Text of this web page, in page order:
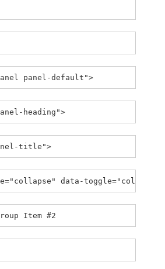
panel-default">
heading">
title">
data-
Item #2